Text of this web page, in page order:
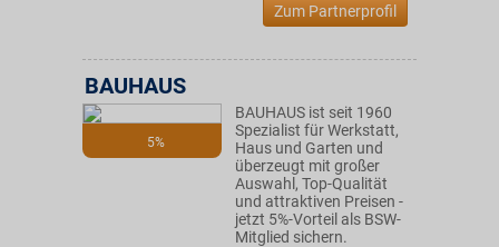
Zum Partnerprofil
5%
BAUHAUS
BAUHAUS ist seit 1960
Spezialist für Werkstatt,
Haus und Garten und
überzeugt mit großer
Auswahl, Top-Qualität
und attraktiven Preisen -
jetzt 5%-Vorteil als BSW-
Mitglied sichern.